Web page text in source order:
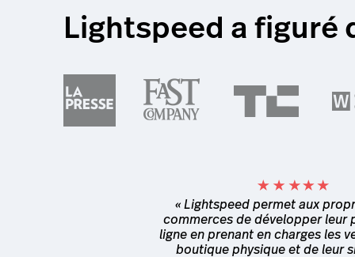
Lightspeed a figuré
« Lightspeed permet aux
commerces de développer leur
ligne en prenant en charges les
boutique physique et de leur